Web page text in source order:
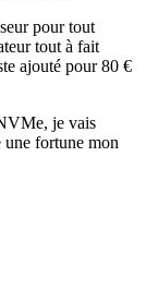
pour tout
tout à fait
ajouté pour 80 €
je vais
fortune mon